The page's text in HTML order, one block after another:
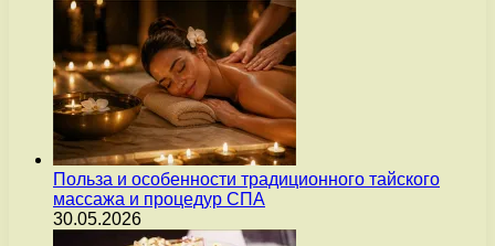
Польза и особенности традиционного тайского
массажа и процедур СПА
30.05.2026